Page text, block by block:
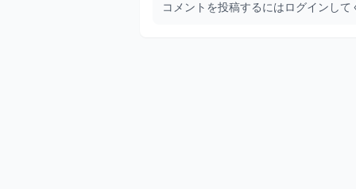
コメントを投稿するにはログインして